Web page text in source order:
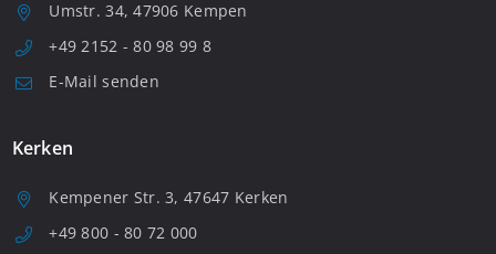
Umstr. 34, 47906 Kempen
+49 2152 - 80 98 99 8
E-Mail senden
Kerken
Kempener Str. 3, 47647 Kerken
+49 800 - 80 72 000